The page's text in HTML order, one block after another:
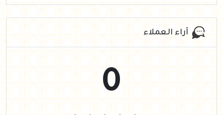
آراء العملاء
0